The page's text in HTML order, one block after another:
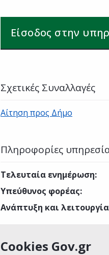
Cookies Gov.gr
Είσοδος στην
Σχετικές Συναλλαγές
Αίτηση προς Δήμο
Πληροφορίες
Τελευταία ενημέρωση:
Υπεύθυνος φορέας:
Ανάπτυξη και λειτουργία